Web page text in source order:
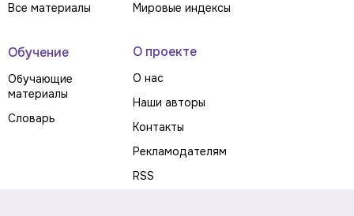
Все материалы
Мировые индексы
Обучение
Обучающие
материалы
Словарь
О проекте
О нас
Наши авторы
Контакты
Рекламодателям
RSS